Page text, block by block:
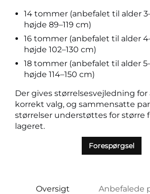
14 tommer (anbefalet til alder
højde 89–119 cm)
16 tommer (anbefalet til alder
højde 102–130 cm)
18 tommer (anbefalet til alder
højde 114–150 cm)
Der gives størrelsesvejledning
korrekt valg, og sammensatte
størrelser understøttes for større
lageret.
Forespørgsel
Oversigt Anbefalede